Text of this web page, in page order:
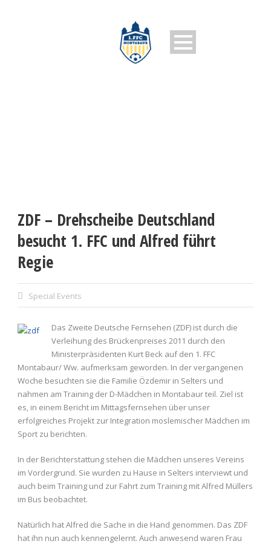
ZDF – Drehscheibe Deutschland
besucht 1. FFC und Alfred führt
Regie
Special Events
Das Zweite Deutsche Fernsehen (ZDF) ist durch die
Verleihung des Brückenpreises 2011 durch den
Ministerpräsidenten Kurt Beck auf den 1. FFC
Montabaur/ Ww. aufmerksam geworden. In der vergangenen
Woche besuchten sie die Familie Özdemir in Selters und
nahmen am Training der D-Mädchen in Montabaur teil. Ziel ist
es, in einem Bericht im Mittagsfernsehen über unser
erfolgreiches Projekt zur Integration moslemischer Mädchen im
Sport zu berichten.
In der Berichterstattung stehen die Mädchen unseres Vereins
im Vordergrund. Sie wurden zu Hause in Selters interviewt und
auch beim Training und zur Fahrt zum Training mit Alfred Müllers
im Bus beobachtet.
Natürlich hat Alfred die Sache in die Hand genommen. Das ZDF
hat ihn nun auch kennengelernt. Auch anwesend waren Frau